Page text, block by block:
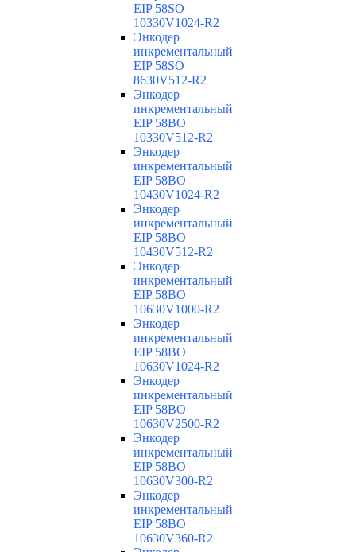
EIP 58SO
10330V1024-R2
Энкодер
инкрементальный
EIP 58SO
8630V512-R2
Энкодер
инкрементальный
EIP 58BO
10330V512-R2
Энкодер
инкрементальный
EIP 58BO
10430V1024-R2
Энкодер
инкрементальный
EIP 58BO
10430V512-R2
Энкодер
инкрементальный
EIP 58BO
10630V1000-R2
Энкодер
инкрементальный
EIP 58BO
10630V1024-R2
Энкодер
инкрементальный
EIP 58BO
10630V2500-R2
Энкодер
инкрементальный
EIP 58BO
10630V300-R2
Энкодер
инкрементальный
EIP 58BO
10630V360-R2